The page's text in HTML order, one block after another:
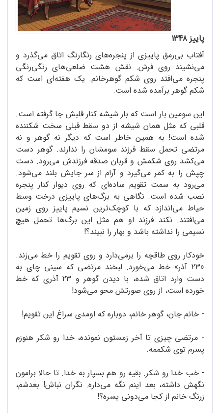
پاییز ۱۳۴۸
آفتاب بی‌رمق پاییزی از پنجره‌های رنگارنگ اتاق می‌گذرد و
می‌نشیند روی فرش. نقش هشت ضلعی‌های رنگی‌رنگی
پنجره می‌افتد روی شکم گوهرخانم. یک هفته‌ای است که
شکم گوهر برآمده شده است.
این سومین بار است که بار شیشه کنار قلبش جا گرفته است.
قلبی که مثل همان شیشه از دو سقط قبلی سخت شکننده
شده است! به همین خاطر است که دیگر نه گوهر و نه
مرتضی تحمل سقط فرزند سومشان را ندارند. گوهر دست
می‌کشد روی شکمش و قربان صدقه فرزندش می‌رود. دست
چپش را به کمر می‌گیرد و آرام از سر جایش بلند می‌شود.
می‌رود به سمت تقویم ساده‌ای که روی دیوار کنار پنجره
نصب شده است. نگاهی به برگ‌های پاییزی درخت وسط
حیاط می‌اندازد که با کوچک‌ترین نسیم پاییز روی زمین
می‌افتند. نکند فرزند او هم مثل این برگ‌ها تحمل هیچ
نسیمی را نداشته باشد و بهار را نبیند؟!
خودکار روی طاقچه را برمی‌دارد و روی تقویم را خط می‌زند.
«۲۳ آذر» خط می‌خورد. لبخند مرتضی که سینی چای به
دست وارد اتاق شده، با دیدن گوهر و ۲۳ آذری که خط
خورده است، از روی صورتش محو می‌شود!
- خانم جان، گوهر خانم، دوباره که اومدی سراغ این تقویم!
- مرتضی چیزی تا آخر زمستون نمونده، خدا رو شکر هنوزم
پسرم توی شکممه.
- خب خدا رو شکر. بقیه رو هم بسپار به خدا. تا حالا برامون
نگهش داشته، بعد اینم نگه می‌داره. نگران نباش! بعدشم،
زرنگ خانم از کجا می‌دونی پسره؟!